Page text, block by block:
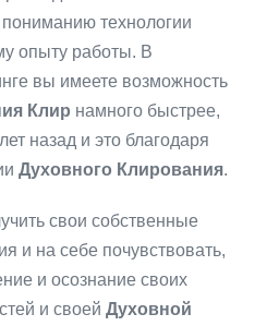
технологии
опыту работы. В
вы имеете возможность
Клир намного быстрее,
назад и это благодаря
Духовного Клирования.
свои собственные
и на себе почувствовать,
и осознание своих
и своей Духовной